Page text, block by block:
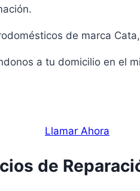
de marca
a tu domicilio en el
Llamar Ahora
de